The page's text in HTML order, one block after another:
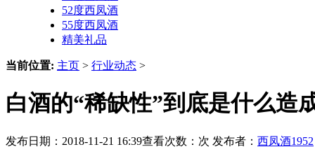
52度西凤酒
55度西凤酒
精美礼品
当前位置: 主页 > 行业动态 >
白酒的“稀缺性”到底是什么造
发布日期：2018-11-21 16:39查看次数： 次 发布者： 西凤酒1952